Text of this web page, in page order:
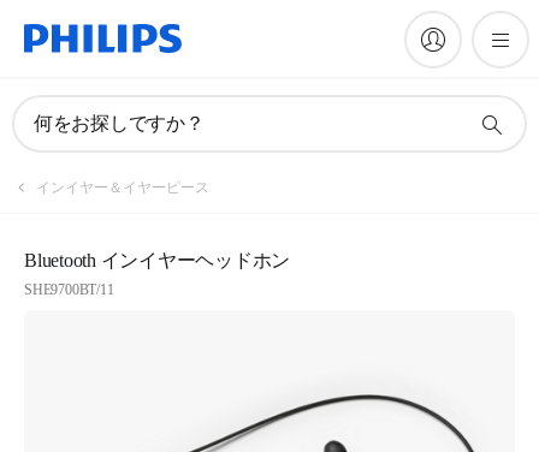
何をお探しですか？
インイヤー＆イヤーピース
Bluetooth インイヤーヘッドホン
SHE9700BT/11